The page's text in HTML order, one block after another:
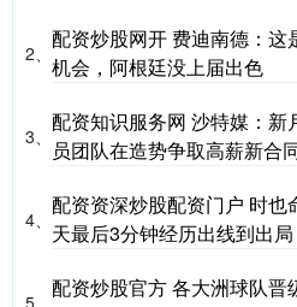
2、
配资炒股网开 费迪南德：
机会，阿根廷没上届出色
3、
配资知识服务网 沙特媒：
员团队在造势争取高薪新合
4、
配资资深炒股配资门户 时也
天最后3分钟经历出线到出局
配资炒股官方 各大洲球队晋